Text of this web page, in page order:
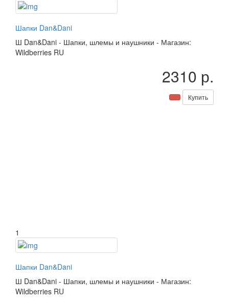
Шапки Dan&Dani
Ш Dan&Dani - Шапки, шлемы и наушники - Магазин:
Wildberries RU
2310 р.
Купить
1
Шапки Dan&Dani
Ш Dan&Dani - Шапки, шлемы и наушники - Магазин:
Wildberries RU